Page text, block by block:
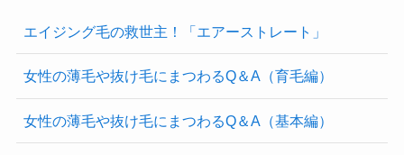
エイジング毛の救世主！「エアーストレート」
女性の薄毛や抜け毛にまつわるQ＆A（育毛編）
女性の薄毛や抜け毛にまつわるQ＆A（基本編）